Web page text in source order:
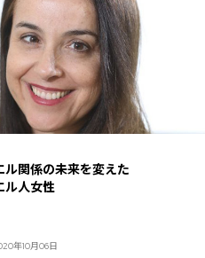
ル関係の未来を変えた
ル人女性
年10月06日